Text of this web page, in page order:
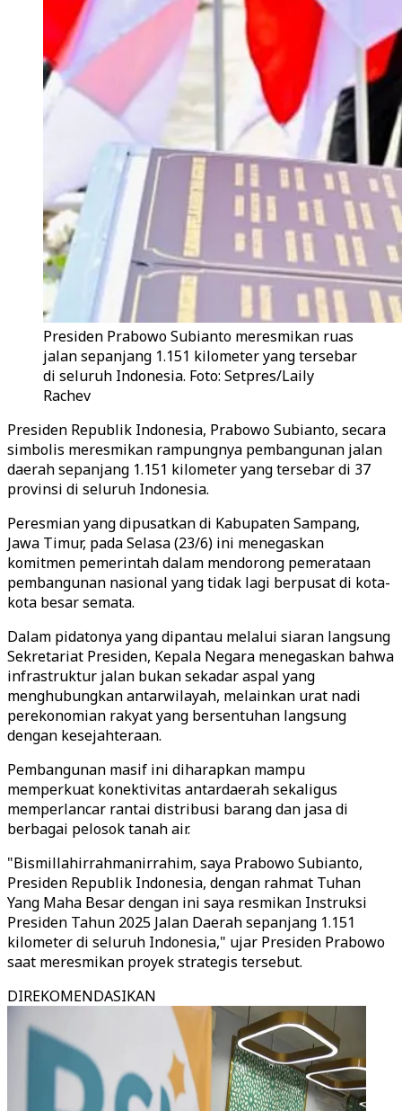
Presiden Prabowo Subianto meresmikan ruas
jalan sepanjang 1.151 kilometer yang tersebar
di seluruh Indonesia. Foto: Setpres/Laily
Rachev
Presiden Republik Indonesia, Prabowo Subianto, secara
simbolis meresmikan rampungnya pembangunan jalan
daerah sepanjang 1.151 kilometer yang tersebar di 37
provinsi di seluruh Indonesia.
Peresmian yang dipusatkan di Kabupaten Sampang,
Jawa Timur, pada Selasa (23/6) ini menegaskan
komitmen pemerintah dalam mendorong pemerataan
pembangunan nasional yang tidak lagi berpusat di kota-
kota besar semata.
Dalam pidatonya yang dipantau melalui siaran langsung
Sekretariat Presiden, Kepala Negara menegaskan bahwa
infrastruktur jalan bukan sekadar aspal yang
menghubungkan antarwilayah, melainkan urat nadi
perekonomian rakyat yang bersentuhan langsung
dengan kesejahteraan.
Pembangunan masif ini diharapkan mampu
memperkuat konektivitas antardaerah sekaligus
memperlancar rantai distribusi barang dan jasa di
berbagai pelosok tanah air.
"Bismillahirrahmanirrahim, saya Prabowo Subianto,
Presiden Republik Indonesia, dengan rahmat Tuhan
Yang Maha Besar dengan ini saya resmikan Instruksi
Presiden Tahun 2025 Jalan Daerah sepanjang 1.151
kilometer di seluruh Indonesia," ujar Presiden Prabowo
saat meresmikan proyek strategis tersebut.
DIREKOMENDASIKAN